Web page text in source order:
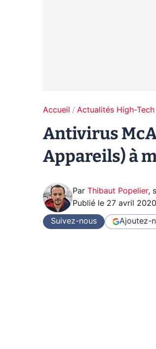
Accueil Actualités High-Tech
Antivirus
Appareils) à
Par Thibaut Popelier,
Publié le 27 avril
Suivez-nous Ajoutez-